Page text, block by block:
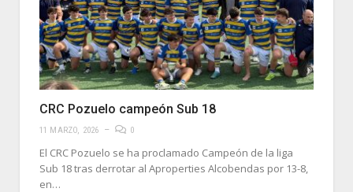
CRC Pozuelo campeón Sub 18
11 MARZO, 2026 0
El CRC Pozuelo se ha proclamado Campeón de la liga
Sub 18 tras derrotar al Aproperties Alcobendas por 13-8,
en…